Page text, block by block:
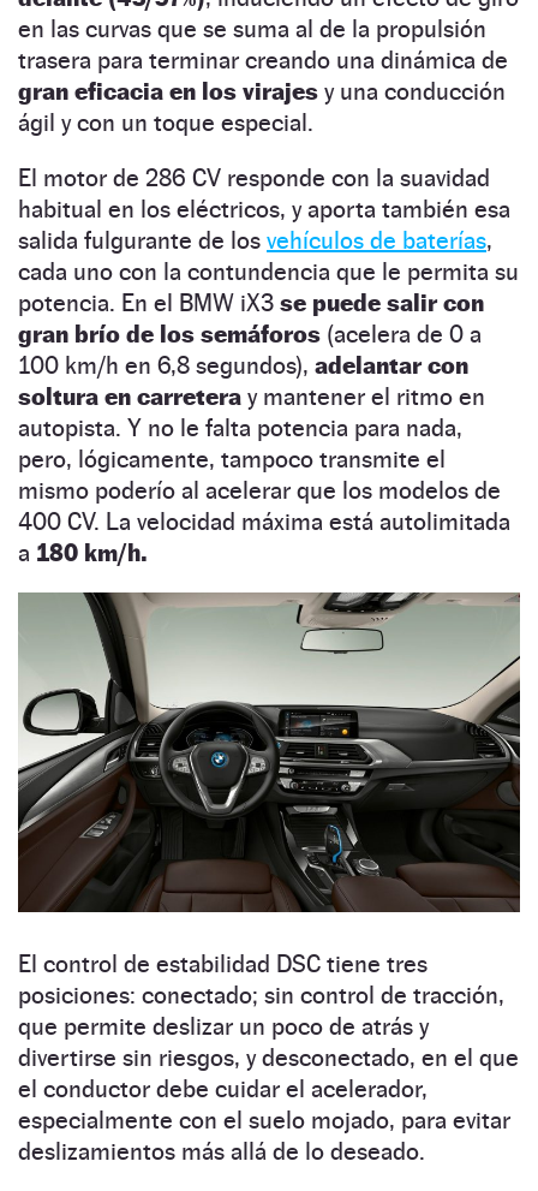
en las curvas que se suma al de la propulsión
trasera para terminar creando una dinámica de
gran eficacia en los virajes y una conducción
ágil y con un toque especial.
El motor de 286 CV responde con la suavidad
habitual en los eléctricos, y aporta también esa
salida fulgurante de los vehículos de baterías,
cada uno con la contundencia que le permita su
potencia. En el BMW iX3 se puede salir con
gran brío de los semáforos (acelera de 0 a
100 km/h en 6,8 segundos), adelantar con
soltura en carretera y mantener el ritmo en
autopista. Y no le falta potencia para nada,
pero, lógicamente, tampoco transmite el
mismo poderío al acelerar que los modelos de
400 CV. La velocidad máxima está autolimitada
a 180 km/h.
El control de estabilidad DSC tiene tres
posiciones: conectado; sin control de tracción,
que permite deslizar un poco de atrás y
divertirse sin riesgos, y desconectado, en el que
el conductor debe cuidar el acelerador,
especialmente con el suelo mojado, para evitar
deslizamientos más allá de lo deseado.